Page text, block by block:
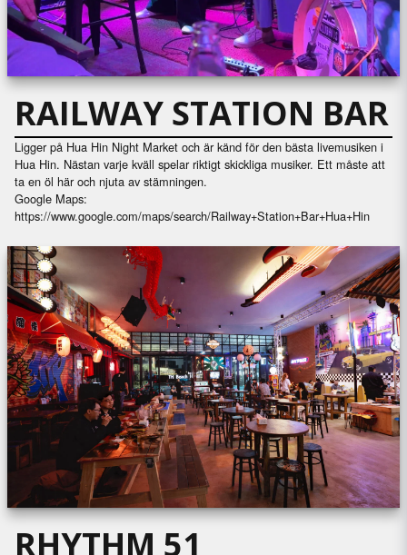
RAILWAY STATION BAR
Ligger på Hua Hin Night Market och är känd för den bästa livemusiken i
Hua Hin. Nästan varje kväll spelar riktigt skickliga musiker. Ett måste att
ta en öl här och njuta av stämningen.
Google Maps:
https://www.google.com/maps/search/Railway+Station+Bar+Hua+Hin
RHYTHM 51